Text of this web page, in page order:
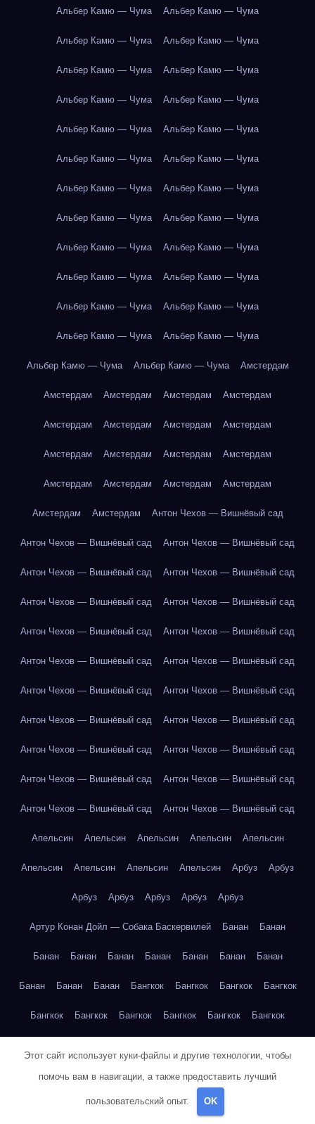
Альбер Камю — Чума Альбер Камю — Чума
Альбер Камю — Чума Альбер Камю — Чума
Альбер Камю — Чума Альбер Камю — Чума
Альбер Камю — Чума Альбер Камю — Чума
Альбер Камю — Чума Альбер Камю — Чума
Альбер Камю — Чума Альбер Камю — Чума
Альбер Камю — Чума Альбер Камю — Чума
Альбер Камю — Чума Альбер Камю — Чума
Альбер Камю — Чума Альбер Камю — Чума
Альбер Камю — Чума Альбер Камю — Чума
Альбер Камю — Чума Альбер Камю — Чума
Альбер Камю — Чума Альбер Камю — Чума
Альбер Камю — Чума Альбер Камю — Чума Амстердам
Амстердам Амстердам Амстердам Амстердам
Амстердам Амстердам Амстердам Амстердам
Амстердам Амстердам Амстердам Амстердам
Амстердам Амстердам Амстердам Амстердам
Амстердам Амстердам Антон Чехов — Вишнёвый сад
Антон Чехов — Вишнёвый сад Антон Чехов — Вишнёвый сад
Антон Чехов — Вишнёвый сад Антон Чехов — Вишнёвый сад
Антон Чехов — Вишнёвый сад Антон Чехов — Вишнёвый сад
Антон Чехов — Вишнёвый сад Антон Чехов — Вишнёвый сад
Антон Чехов — Вишнёвый сад Антон Чехов — Вишнёвый сад
Антон Чехов — Вишнёвый сад Антон Чехов — Вишнёвый сад
Антон Чехов — Вишнёвый сад Антон Чехов — Вишнёвый сад
Антон Чехов — Вишнёвый сад Антон Чехов — Вишнёвый сад
Антон Чехов — Вишнёвый сад Антон Чехов — Вишнёвый сад
Антон Чехов — Вишнёвый сад Антон Чехов — Вишнёвый сад
Апельсин Апельсин Апельсин Апельсин Апельсин
Апельсин Апельсин Апельсин Апельсин Арбуз Арбуз
Арбуз Арбуз Арбуз Арбуз Арбуз
Артур Конан Дойл — Собака Баскервилей Банан Банан
Банан Банан Банан Банан Банан Банан Банан
Банан Банан Банан Бангкок Бангкок Бангкок Бангкок
Бангкок Бангкок Бангкок Бангкок Бангкок Бангкок
Бангкок Бангкок Бангкок Бангкок Бангкок Бангкок
Бангкок Бангкок Бангкок Бангкок
Этот сайт использует куки-файлы и другие технологии, чтобы
помочь вам в навигации, а также предоставить лучший
пользовательский опыт. OK